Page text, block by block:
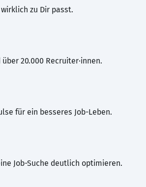
zu Dir passt.
20.000 Recruiter·innen.
für ein besseres Job-Leben.
Job-Suche deutlich optimieren.